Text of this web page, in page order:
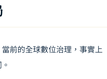
前的全球數位治理，事實上